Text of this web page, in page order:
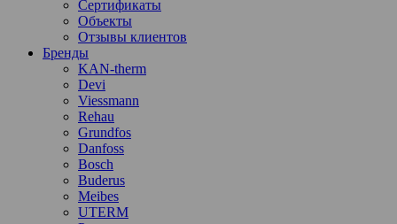
Сертификаты
Объекты
Отзывы клиентов
Бренды
KAN-therm
Devi
Viessmann
Rehau
Grundfos
Danfoss
Bosch
Buderus
Meibes
UTERM